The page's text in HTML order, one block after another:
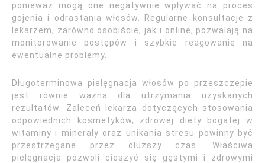
ponieważ mogą one negatywnie wpływać na proces
gojenia i odrastania włosów. Regularne konsultacje z
lekarzem, zarówno osobiście, jak i online, pozwalają na
monitorowanie postępów i szybkie reagowanie na
ewentualne problemy.
Długoterminowa pielęgnacja włosów po przeszczepie
jest równie ważna dla utrzymania uzyskanych
rezultatów. Zaleceń lekarza dotyczących stosowania
odpowiednich kosmetyków, zdrowej diety bogatej w
witaminy i minerały oraz unikania stresu powinny być
przestrzegane przez dłuższy czas. Właściwa
pielęgnacja pozwoli cieszyć się gęstymi i zdrowymi